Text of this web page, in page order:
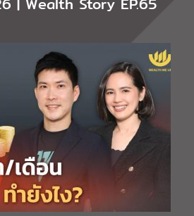
| Wealth Story EP.65